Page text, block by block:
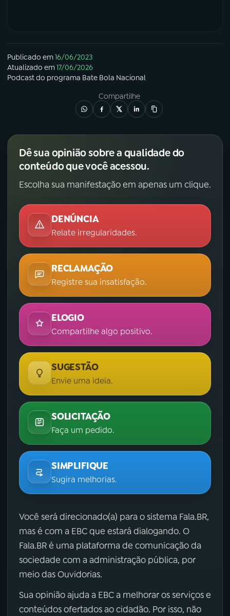
Publicado em16/06/2023
Atualizado em17/06/2026
Podcastdo programa Bate Bola Nacional
Compartilhe
Dê sua opinião sobre a qualidade do
conteúdo que você acessou.
Escolha sua manifestação em apenas um clique.
DENÚNCIA
Relate irregularidades.
RECLAMAÇÃO
Registre sua insatisfação.
ELOGIO
Compartilhe algo positivo.
SUGESTÃO
Envie uma ideia.
SOLICITAÇÃO
Faça um pedido.
SIMPLIFIQUE
Sugira melhorias.
Você será direcionado(a) para o sistema Fala.BR,
mas é com a EBC que estará dialogando. O
Fala.BR é uma plataforma de comunicação da
sociedade com a administração pública, por
meio das Ouvidorias.
Sua opinião ajuda a EBC a melhorar os serviços e
conteúdos ofertados ao cidadão. Por isso, não